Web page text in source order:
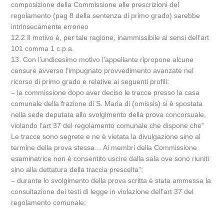
composizione della Commissione alle prescrizioni del
regolamento (pag 8 della sentenza di primo grado) sarebbe
intrinsecamente erroneo
12.2 Il motivo è, per tale ragione, inammissibile ai sensi dell’art
101 comma 1 c.p.a.
13. Con l’undicesimo motivo l’appellante ripropone alcune
censure avverso l’impugnato provvedimento avanzate nel
ricorso di primo grado e relative ai seguenti profili:
– la commissione dopo aver deciso le tracce presso la casa
comunale della frazione di S. Maria di (omissis) si è spostata
nella sede deputata allo svolgimento della prova concorsuale,
violando l’art 37 del regolamento comunale che dispone che”
Le tracce sono segrete e ne è vietata la divulgazione sino al
termine della prova stessa… Ai membri della Commissione
esaminatrice non è consentito uscire dalla sala ove sono riuniti
sino alla dettatura della traccia prescelta”;
– durante lo svolgimento della prova scritta è stata ammessa la
consultazione dei testi di legge in violazione dell’art 37 del
regolamento comunale;